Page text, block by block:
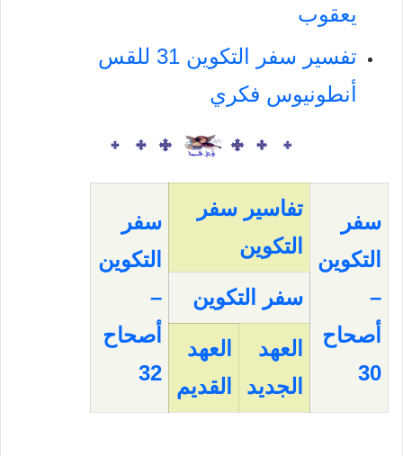
يعقوب
تفسير سفر التكوين 31 للقس
أنطونيوس فكري
سفر
التكوين
–
أصحاح
30
تفاسير سفر
التكوين
سفر
التكوين
–
أصحاح
32
سفر التكوين
العهد
الجديد
العهد
القديم